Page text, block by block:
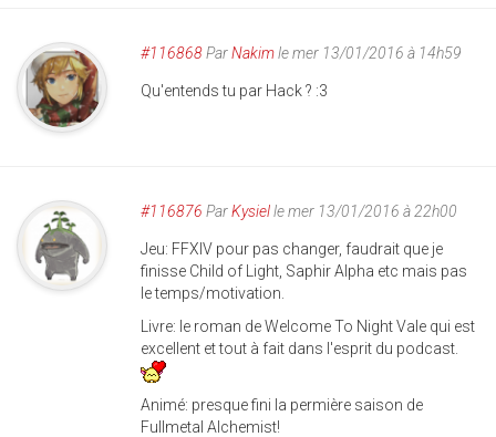
#116868ParNakimle mer 13/01/2016 à 14h59
Qu'entends tu par Hack ? :3
#116876 ParKysielle mer 13/01/2016 à 22h00
Jeu: FFXIV pour pas changer, faudrait que je
finisse Child of Light, Saphir Alpha etc mais pas
le temps/motivation.
Livre: le roman de Welcome To Night Vale qui est
excellent et tout à fait dans l'esprit du podcast.
Animé: presque fini la permière saison de
Fullmetal Alchemist!